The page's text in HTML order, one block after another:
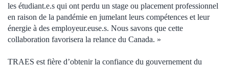
les étudiant.e.s qui ont perdu un stage ou placement professionnel
en raison de la pandémie en jumelant leurs compétences et leur
énergie à des employeur.euse.s. Nous savons que cette
collaboration favorisera la relance du Canada. »
TRAES est fière d’obtenir la confiance du gouvernement du